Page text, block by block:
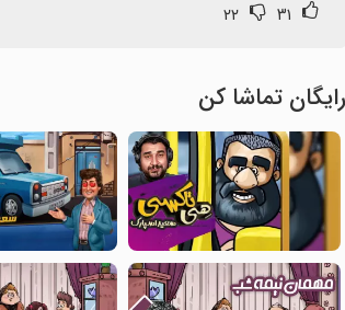
۳۱ ۲۲
رایگان تماشا کن